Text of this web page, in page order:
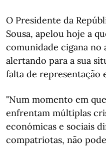
O Presidente da
Sousa, apelou hoje a
comunidade cigana
alertando para a sua
falta de representação
"Num momento em
enfrentam múltiplas
económicas e sociais
compatriotas, não